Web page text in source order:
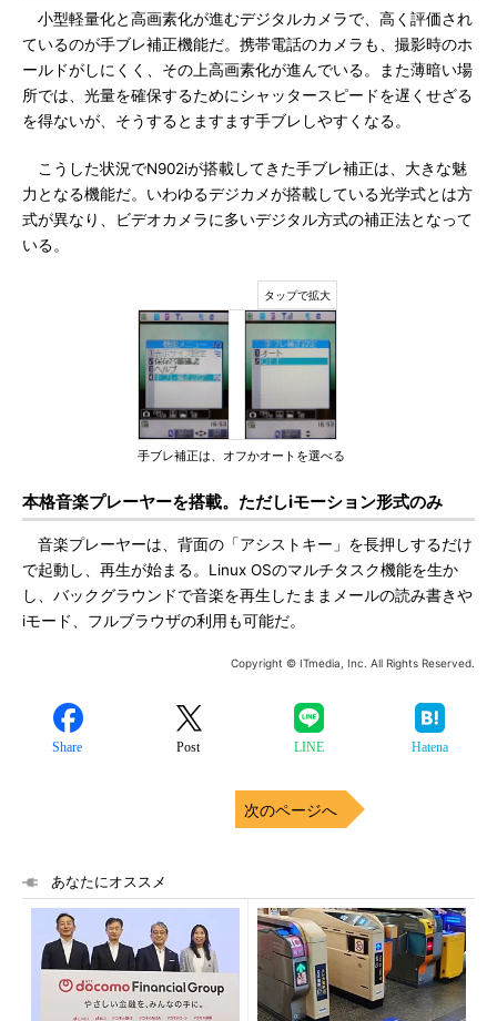
小型軽量化と高画素化が進むデジタルカメラで、高く評価され
ているのが手ブレ補正機能だ。携帯電話のカメラも、撮影時のホ
ールドがしにくく、その上高画素化が進んでいる。また薄暗い場
所では、光量を確保するためにシャッタースピードを遅くせざる
を得ないが、そうするとますます手ブレしやすくなる。
こうした状況でN902iが搭載してきた手ブレ補正は、大きな魅
力となる機能だ。いわゆるデジカメが搭載している光学式とは方
式が異なり、ビデオカメラに多いデジタル方式の補正法となって
いる。
手ブレ補正は、オフかオートを選べる
本格音楽プレーヤーを搭載。ただしiモーション形式のみ
音楽プレーヤーは、背面の「アシストキー」を長押しするだけ
で起動し、再生が始まる。Linux OSのマルチタスク機能を生か
し、バックグラウンドで音楽を再生したままメールの読み書きや
iモード、フルブラウザの利用も可能だ。
Copyright © ITmedia, Inc. All Rights Reserved.
Share Post LINE Hatena
次のページへ
あなたにオススメ